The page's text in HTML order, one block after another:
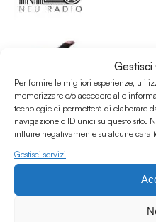
Gestisci
Per fornire le migliori esperienze,
memorizzare e/o accedere alle
tecnologie ci permetterà di elaborare
navigazione o ID unici su questo sito.
influire negativamente su alcune
Gestisci servizi
01.07.2026
Area Contaminata